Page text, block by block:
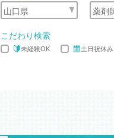
こだわり検索
未経験OK 土日祝休み